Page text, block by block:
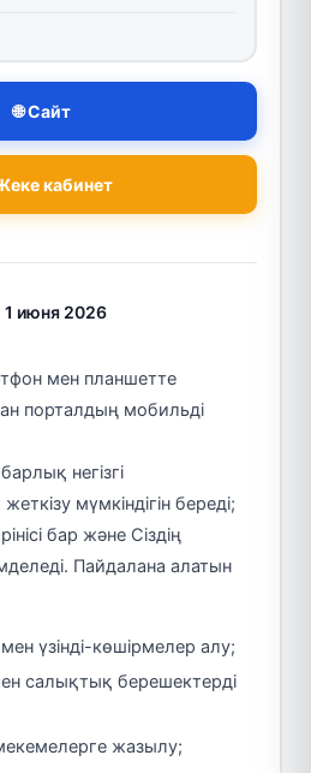
🌐 Сайт
кабинет
1 июня 2026
мен планшетте
порталдың мобильді
негізгі
мүмкіндігін береді;
бар және Сіздің
Пайдалана алатын
үзінді-көшірмелер алу;
салықтық берешектерді
жазылу;